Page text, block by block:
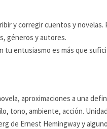
y corregir cuentos y
géneros y autores.
tu entusiasmo es más que
aproximaciones a una
tono, ambiente, acción.
de Ernest Hemingway y